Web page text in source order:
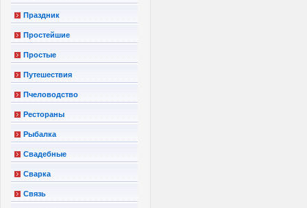
Праздник
Простейшие
Простые
Путешествия
Пчеловодство
Рестораны
Рыбалка
Свадебные
Сварка
Связь